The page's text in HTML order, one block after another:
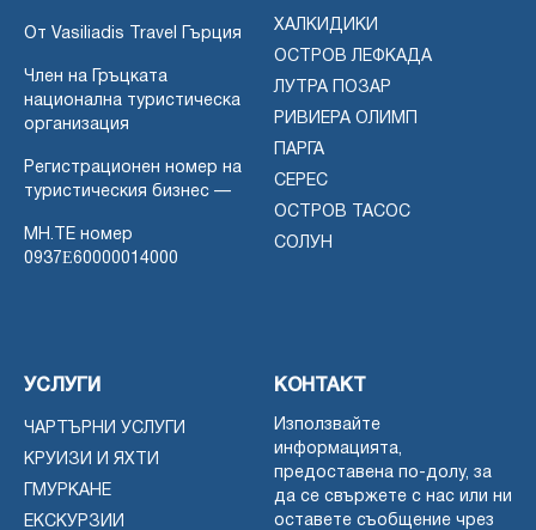
От Vasiliadis Travel Гърция
Член на Гръцката
национална туристическа
организация
Регистрационен номер на
туристическия бизнес —
MH.TE номер
0937Ε60000014000
ХАЛКИДИКИ
ОСТРОВ ЛЕФКАДА
ЛУТРА ПОЗАР
РИВИЕРА ОЛИМП
ПАРГА
СЕРЕС
ОСТРОВ ТАСОС
СОЛУН
УСЛУГИ
ЧАРТЪРНИ УСЛУГИ
КРУИЗИ И ЯХТИ
ГМУРКАНЕ
ЕКСКУРЗИИ
КОНТАКТ
Използвайте
информацията,
предоставена по-долу, за
да се свържете с нас или ни
оставете съобщение чрез